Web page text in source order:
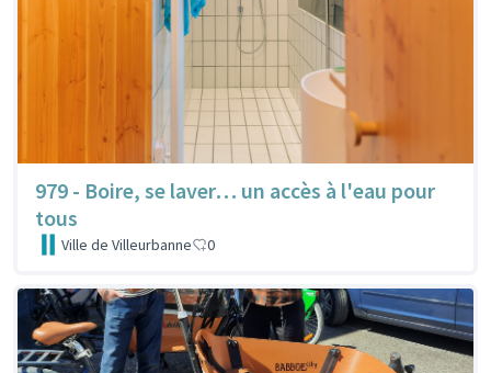
979 - Boire, se laver… un accès à l'eau pour
tous
Ville de Villeurbanne 0